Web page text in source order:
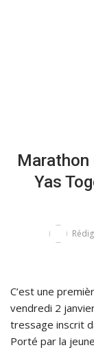
Marathon
Yas
C’est une
vendredi 2
tressage inscrit
Porté par la